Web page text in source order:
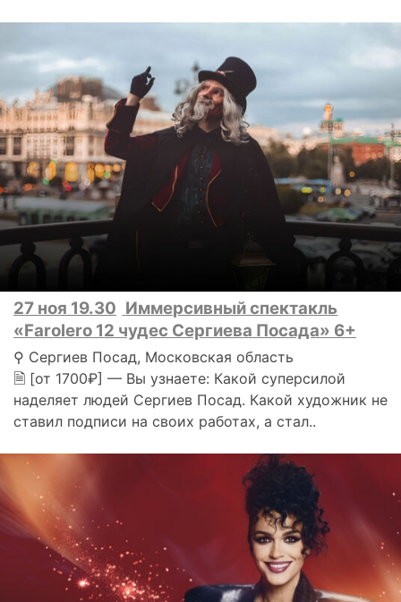
27 ноя 19.30 Иммерсивный спектакль
«Farolero 12 чудес Сергиева Посада» 6+
⚲ Сергиев Посад, Московская область
🗎 [от 1700₽] — Вы узнаете: Какой суперсилой
наделяет людей Сергиев Посад. Какой художник не
ставил подписи на своих работах, а стал..